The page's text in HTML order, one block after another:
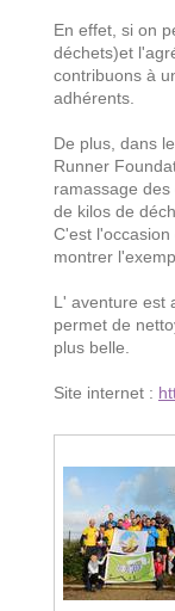
En effet, si on
déchets)et
contribuons à
adhérents.
De plus, dans
Runner
ramassage
de kilos de
C'est
montrer
L' aventure est
permet de
plus belle.
Site internet :